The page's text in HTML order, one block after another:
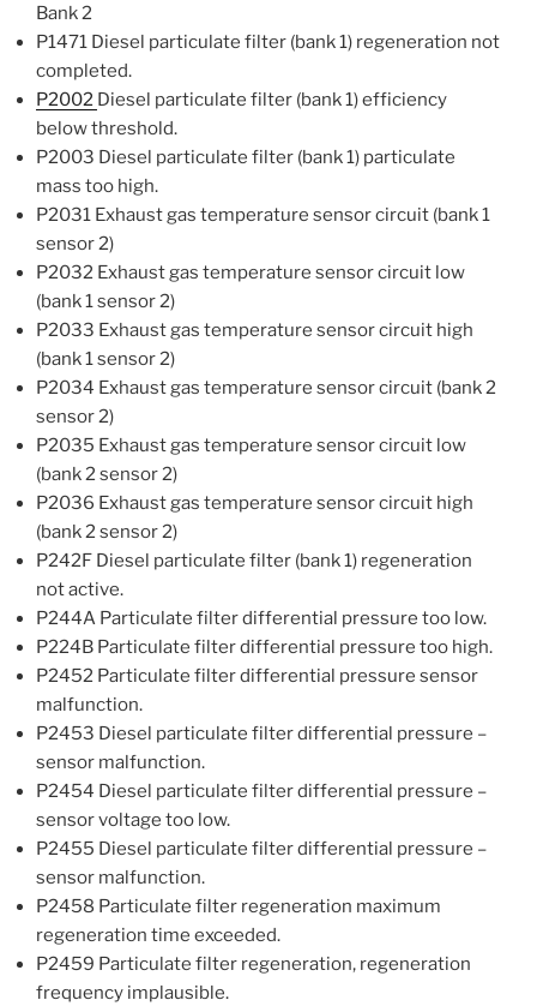
Bank 2
P1471 Diesel particulate filter (bank 1) regeneration not
completed.
P2002 Diesel particulate filter (bank 1) efficiency
below threshold.
P2003 Diesel particulate filter (bank 1) particulate
mass too high.
P2031 Exhaust gas temperature sensor circuit (bank 1
sensor 2)
P2032 Exhaust gas temperature sensor circuit low
(bank 1 sensor 2)
P2033 Exhaust gas temperature sensor circuit high
(bank 1 sensor 2)
P2034 Exhaust gas temperature sensor circuit (bank 2
sensor 2)
P2035 Exhaust gas temperature sensor circuit low
(bank 2 sensor 2)
P2036 Exhaust gas temperature sensor circuit high
(bank 2 sensor 2)
P242F Diesel particulate filter (bank 1) regeneration
not active.
P244A Particulate filter differential pressure too low.
P224B Particulate filter differential pressure too high.
P2452 Particulate filter differential pressure sensor
malfunction.
P2453 Diesel particulate filter differential pressure –
sensor malfunction.
P2454 Diesel particulate filter differential pressure –
sensor voltage too low.
P2455 Diesel particulate filter differential pressure –
sensor malfunction.
P2458 Particulate filter regeneration maximum
regeneration time exceeded.
P2459 Particulate filter regeneration, regeneration
frequency implausible.